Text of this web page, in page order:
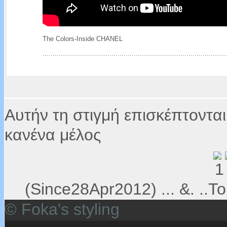
The Colors-Inside CHANEL
Αυτήν τη στιγμή
κανένα μέλος
(Since28Apr2012) ... &.
© Foka's styling